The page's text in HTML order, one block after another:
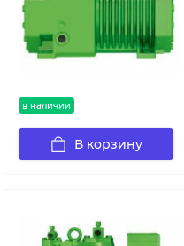
в наличии
В корзину